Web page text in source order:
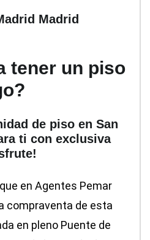
Madrid
tener un piso
de piso en San
ti con exclusiva
en Agentes Pemar
compraventa de esta
en pleno Puente de